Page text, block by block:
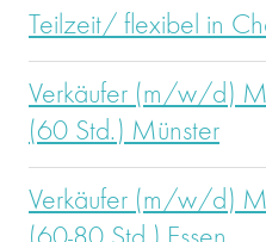
Teilzeit/ flexibel in
Verkäufer (m/w/d)
(60 Std.) Münster
Verkäufer (m/w/d)